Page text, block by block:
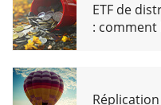
ETF de
: comment